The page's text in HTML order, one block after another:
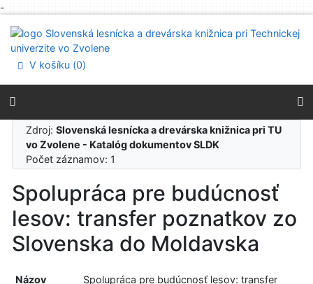
-
Prejsť na menu
Prehlásenie o webovej prístupnosti
V košíku (0)
Zdroj:Slovenská lesnícka a drevárska knižnica pri TU
vo Zvolene - Katalóg dokumentov SLDK
Počet záznamov: 1
Spolupráca pre budúcnosť
lesov: transfer poznatkov zo
Slovenska do Moldavska
Názov
Spolupráca pre budúcnosť lesov: transfer